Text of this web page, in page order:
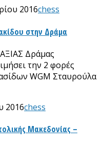
2016chess
στην Δράμα
Δράμας
την 2 φορές
WGM Σταυρούλα
2016chess
Μακεδονίας –